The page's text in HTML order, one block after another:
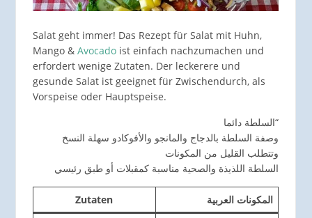
Salat geht immer! Das Rezept für Salat mit Huhn,
Mango & Avocadoist einfach nachzumachen und
erfordert wenige Zutaten. Der leckerere und
gesunde Salat ist geeignet für Zwischendurch, als
Vorspeise oder Hauptspeise.
السلطة دائما“
وصفة السلطة بالدجاج والمانجو والأفوكادو سهلة النسخ
وتتطلب القليل من المكونات
السلطة اللذيذة والصحية مناسبة كمقبلات أو طبق رئيسي
Zutaten
المكونات العربية